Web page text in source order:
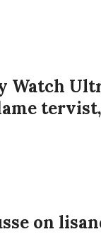
Watch
on